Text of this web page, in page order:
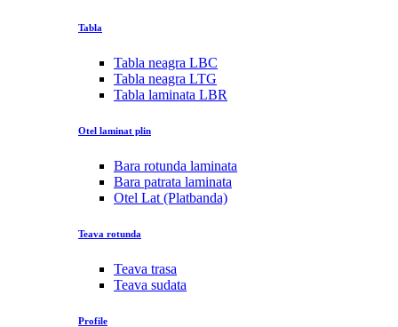
Tabla
Tabla neagra LBC
Tabla neagra LTG
Tabla laminata LBR
Otel laminat plin
Bara rotunda laminata
Bara patrata laminata
Otel Lat (Platbanda)
Teava rotunda
Teava trasa
Teava sudata
Profile